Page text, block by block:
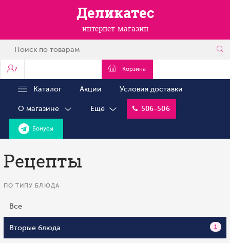
Деликатес
интернет-магазин
? Корзина
Каталог Акции Условия доставки
О магазине Ещё 506-506
Бонусы
Рецепты
ПО ТИПУ БЛЮДА
Все
Вторые блюда 1